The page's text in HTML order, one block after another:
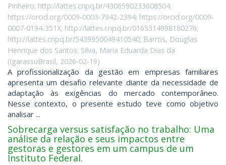
Pinheiro; http://lattes.cnpq.br/4306590233608504;
https://orcid.org/0009-0003-7342-2394; https://orcid.org/0009-
0007-0194-351X; http://lattes.cnpq.br/0165314998180276;
http://lattes.cnpq.br/5439950049410540; Barros, Douglas
Henrique dos Santos; Silva, Maria Eduarda Dias da
(IgarassuBrasil, 2026-02-19)
A profissionalização da gestão em empresas familiares
apresenta um desafio relevante diante da necessidade de
adaptação às exigências do mercado contemporâneo.
Nesse contexto, o presente estudo teve como objetivo
analisar ...
Sobrecarga versus satisfação no trabalho: Uma
análise da relação e seus impactos entre
gestoras e gestores em um campus de um
Instituto Federal.